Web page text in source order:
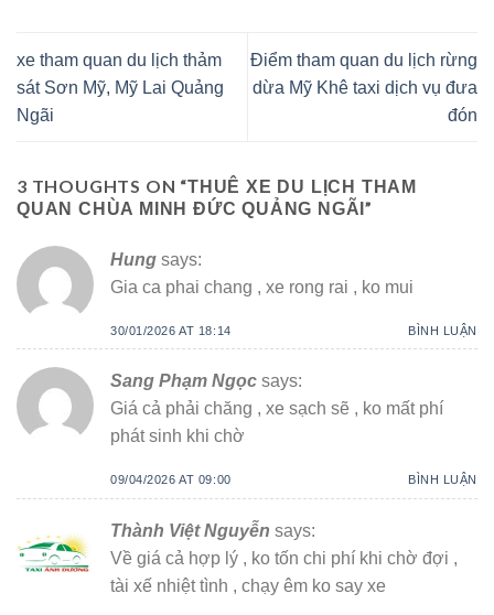
xe tham quan du lịch thảm
sát Sơn Mỹ, Mỹ Lai Quảng
Ngãi
Điểm tham quan du lịch rừng
dừa Mỹ Khê taxi dịch vụ đưa
đón
3 THOUGHTS ON “THUÊ XE DU LỊCH THAM
QUAN CHÙA MINH ĐỨC QUẢNG NGÃI”
Hung says:
Gia ca phai chang , xe rong rai , ko mui
30/01/2026 AT 18:14 BÌNH LUẬN
Sang Phạm Ngọc says:
Giá cả phải chăng , xe sạch sẽ , ko mất phí
phát sinh khi chờ
09/04/2026 AT 09:00 BÌNH LUẬN
Thành Việt Nguyễn says:
Về giá cả hợp lý , ko tốn chi phí khi chờ đợi ,
tài xế nhiệt tình , chạy êm ko say xe